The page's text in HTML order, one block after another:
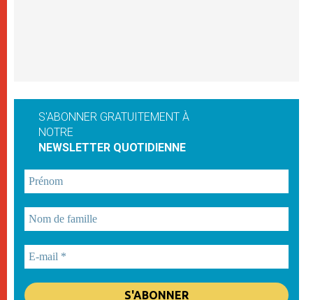
S'ABONNER GRATUITEMENT À
NOTRE
NEWSLETTER QUOTIDIENNE